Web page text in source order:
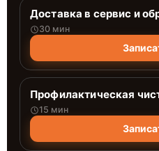
Доставка в сервис и
30 мин
Профилактическая
15 мин